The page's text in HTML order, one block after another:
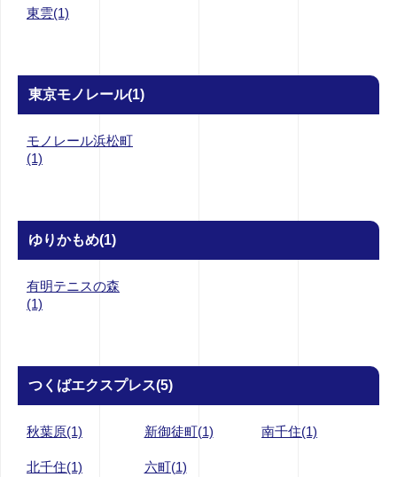
東雲(1)
東京モノレール(1)
モノレール浜松町
(1)
ゆりかもめ(1)
有明テニスの森
(1)
つくばエクスプレス(5)
秋葉原(1) 新御徒町(1) 南千住(1)
北千住(1) 六町(1)